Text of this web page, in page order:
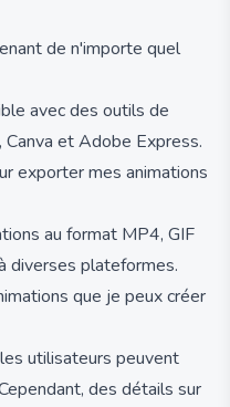
de n'importe quel
avec des outils de
et Adobe Express.
exporter mes animations
au format MP4, GIF
diverses plateformes.
que je peux créer
utilisateurs peuvent
des détails sur